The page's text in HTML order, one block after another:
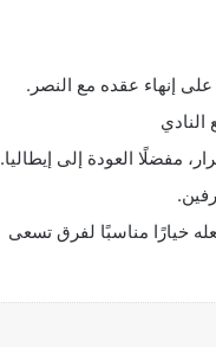
مفضلًا العودة إلى إيطاليا.
للفوز بالدوري الإيطالي موسم 2021–2022، مما يجعله خيارًا مناسبًا لفرق تسعى